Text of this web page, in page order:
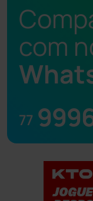
com
77